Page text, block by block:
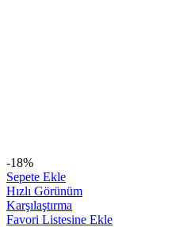
-18%
Sepete Ekle
Hızlı Görünüm
Karşılaştırma
Favori Listesine Ekle